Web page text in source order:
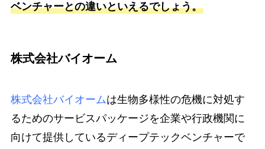
ベンチャーとの違いといえるでしょう。
株式会社バイオーム
株式会社バイオームは生物多様性の危機に対処す
るためのサービスパッケージを企業や行政機関に
向けて提供しているディープテックベンチャーで